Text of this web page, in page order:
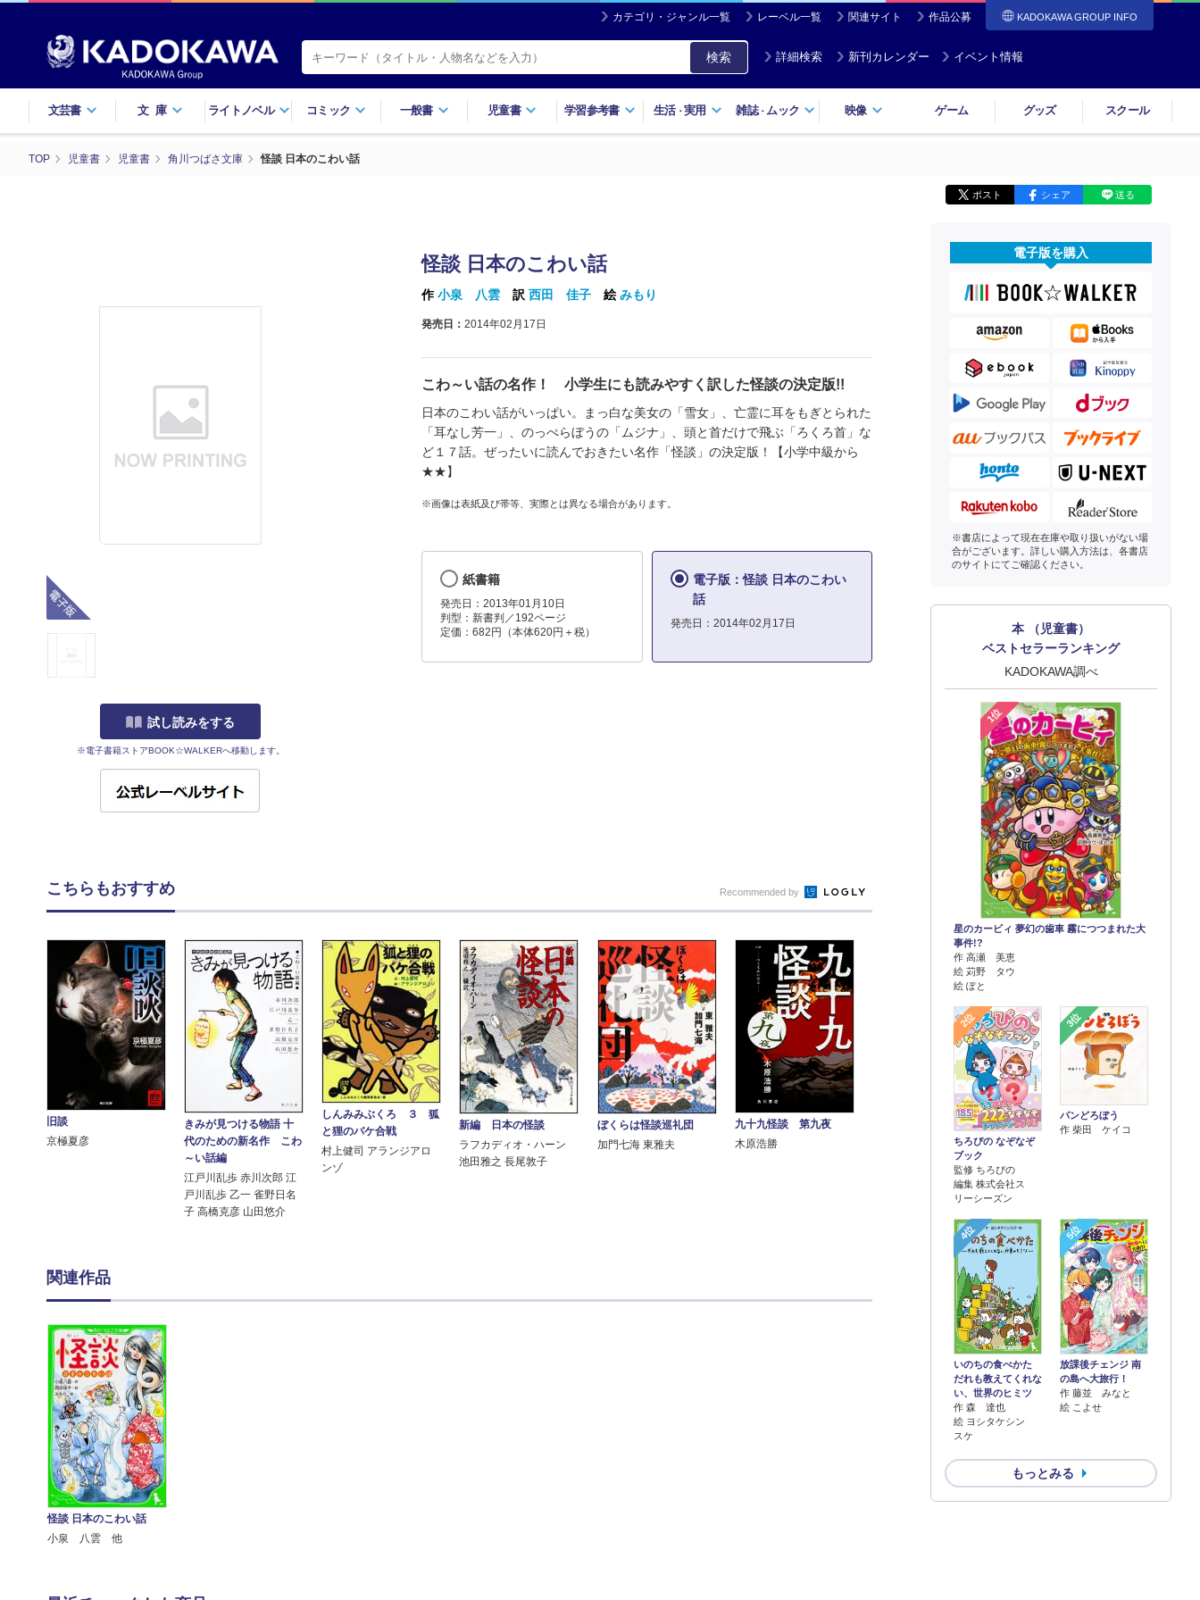
カテゴリ・ジャンル一覧 レーベル一覧 関連サイト 作品公募 KADOKAWA GROUP INFO
検索 詳細検索 新刊カレンダー イベント情報
文芸書 文庫 ライトノベル コミック 一般書 児童書 学習参考書 生活・実用 雑誌・ ムック 映像 ゲーム グッズ スクール
TOP 児童書 児童書 角川つばさ文庫 怪談 日本のこわい話
ポスト シェア 送る
試し読みをする
※電子書籍ストアBOOK☆WALKERへ移動します。
怪談 日本のこわい話
作小泉 八雲 訳 西田 佳子 絵みもり
発売日： 2014年02月17日
こわ～い話の名作！ 小学生にも読みやすく訳した怪談の決定版!!
日本のこわい話がいっぱい。まっ白な美女の「雪女」、亡霊に耳をもぎとられた
「耳なし芳一」、のっぺらぼうの「ムジナ」、頭と首だけで飛ぶ「ろくろ首」な
ど１７話。ぜったいに読んでおきたい名作「怪談」の決定版！【小学中級から
★★】
※画像は表紙及び帯等、実際とは異なる場合があります。
紙書籍
発売日：2013年01月10日
判型：新書判／192ページ
定価：682円（本体620円＋税）
電子版：怪談 日本のこわい
話
発売日：2014年02月17日
電子版を購入
※書店によって現在在庫や取り扱いがない場
合がございます。詳しい購入方法は、各書店
のサイトにてご確認ください。
本 （児童書）
ベストセラーランキング
KADOKAWA調べ
1位
星のカービィ 夢幻の歯車 霧につつまれた大
事件!?
作 高瀬 美恵
絵 苅野 タウ
絵 ぽと
2位
ちろぴの なぞなぞ
ブック
監修 ちろぴの
編集 株式会社ス
リーシーズン
3位
パンどろぼう
作 柴田 ケイコ
4位
いのちの食べかた
だれも教えてくれな
い、世界のヒミツ
作 森 達也
絵 ヨシタケシン
スケ
5位
放課後チェンジ 南
の島へ大旅行！
作 藤並 みなと
絵 こよせ
もっとみる
こちらもおすすめ Recommended by
旧談
京極夏彦
きみが見つける物語 十
代のための新名作 こわ
～い話編
江戸川乱歩 赤川次郎 江
戸川乱歩 乙一 雀野日名
子 高橋克彦 山田悠介
しんみみぶくろ ３ 狐
と狸のバケ合戦
村上健司 アランジアロ
ンゾ
新編 日本の怪談
ラフカディオ・ハーン
池田雅之 長尾敦子
ぼくらは怪談巡礼団
加門七海 東雅夫
九十九怪談 第九夜
木原浩勝
関連作品
怪談 日本のこわい話
小泉 八雲 他